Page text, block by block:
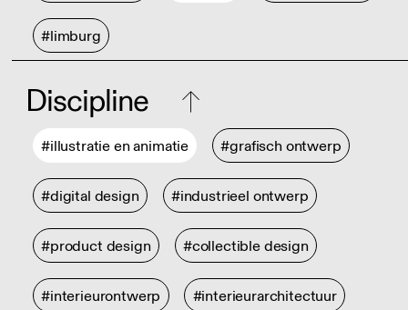
#limburg
Discipline
#illustratie en animatie #grafisch ontwerp
#digital design #industrieel ontwerp
#product design #collectible design
#interieurontwerp #interieurarchitectuur